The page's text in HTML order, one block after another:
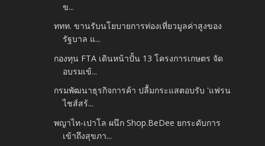
ข...
ททท. ขานรับนโยบายการท่องเที่ยวมูลค่าสูงของ
รัฐบาล แ...
กองทุน FTA เดินหน้าปั้น 13 โครงการเกษตร จัด
อบรมเข้...
กรมพัฒนาธุรกิจการค้า ปลื้มกระแสตอบรับ 'แฟรน
ไชส์สร้...
พญาไท-เปาโล ผนึก Shop.BeDee ยกระดับการ
เข้าถึงสุขภา...